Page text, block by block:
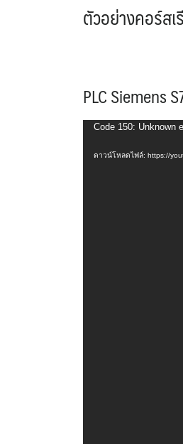
ตัวอย่างคอร์ส
PLC Siemens
ตัวCode 150: Unknown
ดาวน์โหลดไฟล์: https://